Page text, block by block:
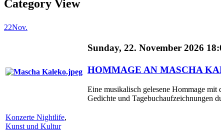
Category View
22Nov.
Sunday, 22. November 2026
HOMMAGE AN MASCHA
Eine musikalisch gelesene Hommage
Gedichte und Tagebuchaufzeichnungen
Konzerte Nightlife,
Kunst und Kultur